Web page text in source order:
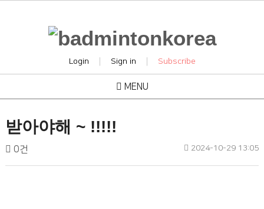
Login | Sign in | Subscribe
MENU
photo
받아야해 ~ !!!!!
작
성
배
드
댓
글
0건
작 2024-10-29 13:05